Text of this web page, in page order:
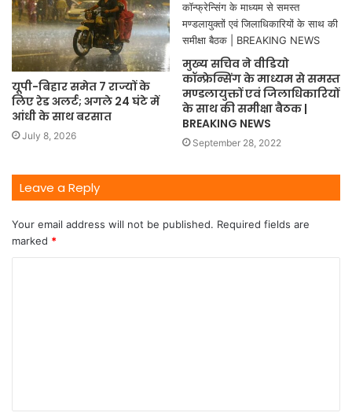
यूपी-बिहार समेत 7 राज्यों के
लिए रेड अलर्ट; अगले 24 घंटे में
आंधी के साथ बरसात
July 8, 2026
मुख्य सचिव ने वीडियो
कॉन्फ्रेन्सिंग के माध्यम से समस्त
मण्डलायुक्तों एवं जिलाधिकारियों
के साथ की समीक्षा बैठक |
BREAKING NEWS
September 28, 2022
Leave a Reply
Your email address will not be published. Required fields are
marked *